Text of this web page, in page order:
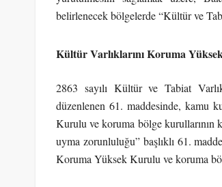
belirlenecek bölgelerde “Kültür ve
Kültür Varlıklarını Koruma
2863 sayılı Kültür ve Tabiat
düzenlenen 61. maddesinde, kamu
Kurulu ve koruma bölge kurullarının
uyma zorunluluğu” başlıklı 61.
Koruma Yüksek Kurulu ve koruma